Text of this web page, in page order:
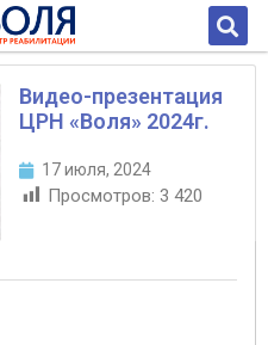
Видео-презентация
ЦРН «Воля» 2024г.
17 июля, 2024
Просмотров: 3 420